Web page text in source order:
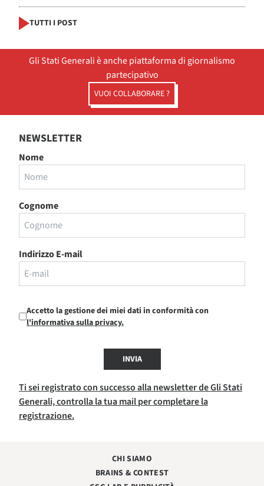
TUTTI I POST
Gli Stati Generali è anche piattaforma di giornalismo
partecipativo
VUOI COLLABORARE ?
NEWSLETTER
Nome
Cognome
Indirizzo E-mail
Accetto la gestione dei miei dati in conformità con
l'informativa sulla privacy.
INVIA
Ti sei registrato con successo alla newsletter de Gli Stati
Generali, controlla la tua mail per completare la
registrazione.
CHI SIAMO
BRAINS & CONTEST